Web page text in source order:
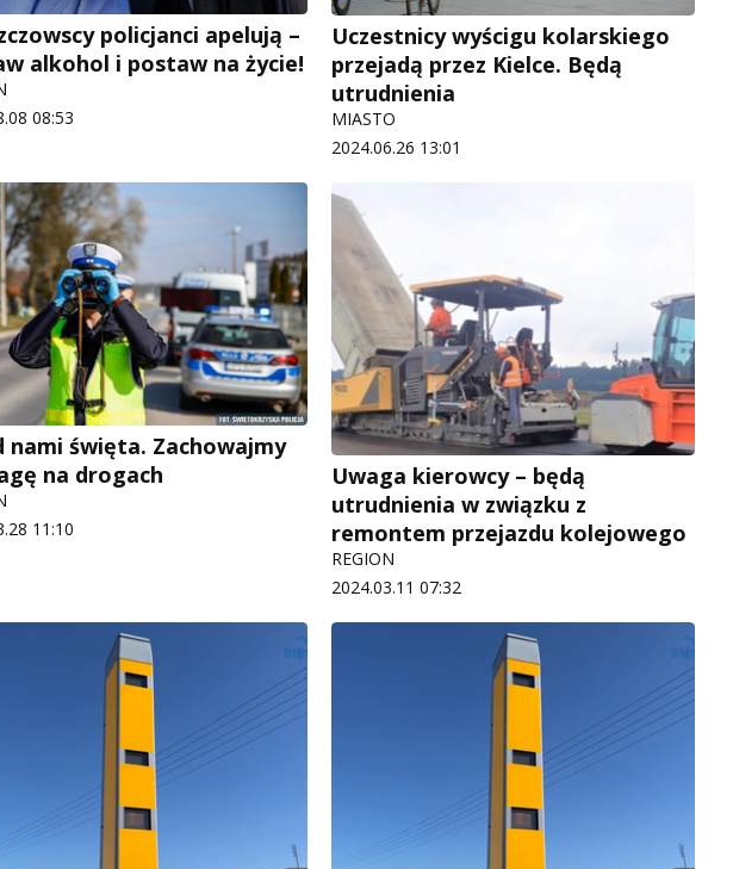
policjanci apelują –
alkohol i postaw na życie!
08:53
Uczestnicy wyścigu kolarskiego
przejadą przez Kielce. Będą
utrudnienia
MIASTO
2024.06.26 13:01
nami święta. Zachowajmy
na drogach
11:10
Uwaga kierowcy – będą
utrudnienia w związku z
remontem przejazdu kolejowego
REGION
2024.03.11 07:32